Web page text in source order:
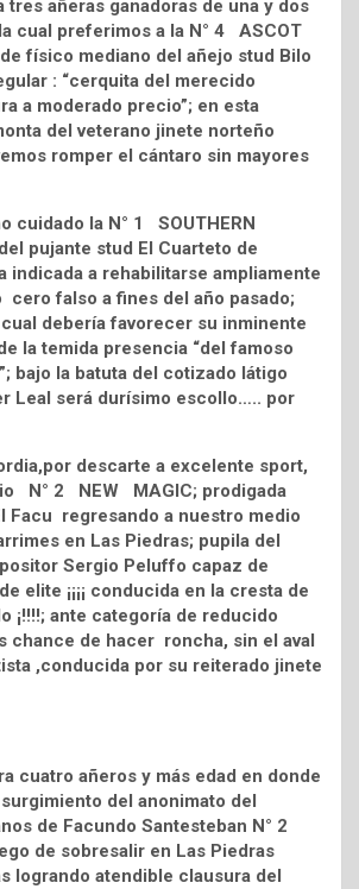
tres añeras ganadoras de una y dos
cual preferimos a la N° 4 ASCOT
de físico mediano del añejo stud Bilo
: “cerquita del merecido
a moderado precio”; en esta
del veterano jinete norteño
romper el cántaro sin mayores
cuidado la N° 1 SOUTHERN
pujante stud El Cuarteto de
indicada a rehabilitarse ampliamente
cero falso a fines del año pasado;
cual debería favorecer su inminente
la temida presencia “del famoso
bajo la batuta del cotizado látigo
Leal será durísimo escollo….. por
descarte a excelente sport,
N° 2 NEW MAGIC; prodigada
Facu regresando a nuestro medio
en Las Piedras; pupila del
Sergio Peluffo capaz de
elite ¡¡¡¡ conducida en la cresta de
¡!!!!; ante categoría de reducido
chance de hacer roncha, sin el aval
,conducida por su reiterado jinete
cuatro añeros y más edad en donde
del anonimato del
de Facundo Santesteban N° 2
de sobresalir en Las Piedras
logrando atendible clausura del